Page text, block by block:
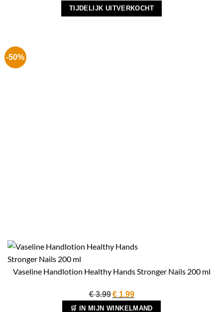
prijs
was:
prijs
is:
TIJDELIJK UITVERKOCHT
-50%
Vaseline Handlotion Healthy Hands Stronger Nails 200 ml
€3.99 Oorspronkelijke
prijs
€1.99Huidige
prijs
🛒 IN MIJN WINKELMAND